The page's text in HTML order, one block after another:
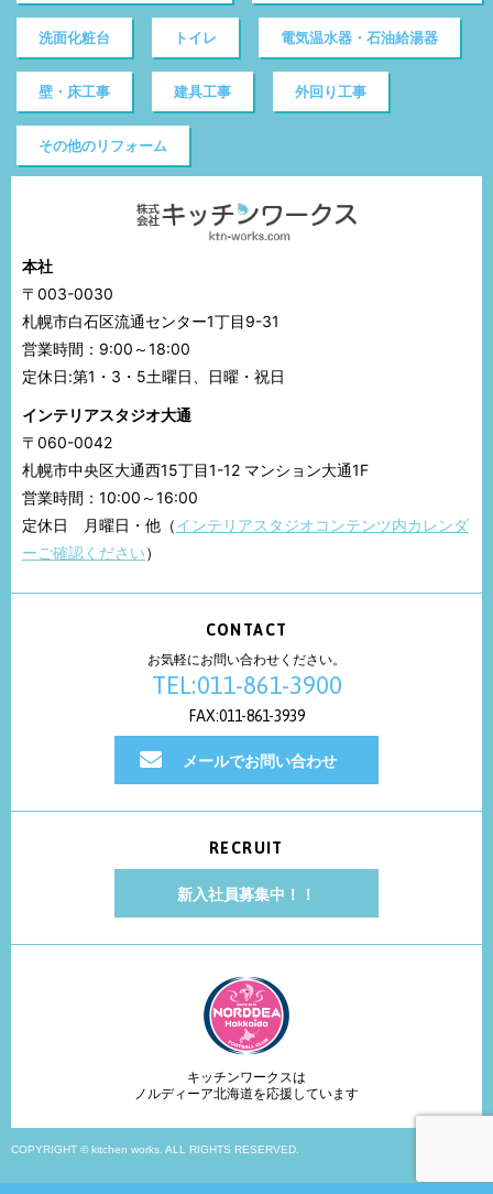
洗面化粧台 トイレ 電気温水器・石油給湯器
壁・床工事 建具工事 外回り工事
その他のリフォーム
本社
〒003-0030
札幌市白石区流通センター1丁目9-31
営業時間：9:00～18:00
定休日:第1・3・5土曜日、日曜・祝日
インテリアスタジオ大通
〒060-0042
札幌市中央区大通西15丁目1-12 マンション大通1F
営業時間：10:00～16:00
定休日 月曜日・他（インテリアスタジオコンテンツ内カレンダ
ーご確認ください）
CONTACT
お気軽にお問い合わせください。
TEL:011-861-3900
FAX:011-861-3939
メールでお問い合わせ
RECRUIT
新入社員募集中！！
キッチンワークスは
ノルディーア北海道を応援しています
COPYRIGHT © kitchen works. ALL RIGHTS RESERVED.